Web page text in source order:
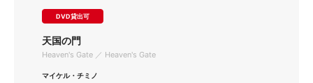
DVD貸出可
天国の門
Heaven's Gate ／ Heaven's Gate
マイケル・チミノ